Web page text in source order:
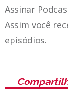
Assinar
Assim você
episódios.